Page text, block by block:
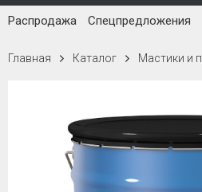
Распродажа Спецпредложения
Главная Каталог Мастики и